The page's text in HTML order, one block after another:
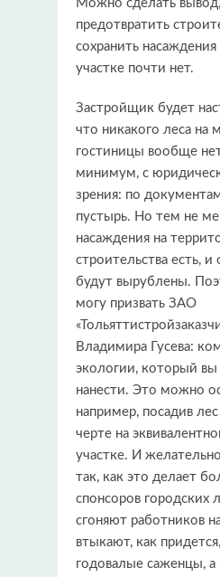
Можно сделать
предотвратить
сохранить
участке почти нет.
Застройщик будет
что никакого леса на
гостиницы вообще
минимум, с
зрения: по
пустырь. Но тем не
насаждения на
строительства есть, и
будут вырублены.
могу призвать ЗАО
Владимира Гусева:
экологии, который вы
нанести. Это можно
например, посадив
черте на
участке. И
так, как это делает
спонсоров городских
сгоняют работников
втыкают, как
годовалые саженцы,